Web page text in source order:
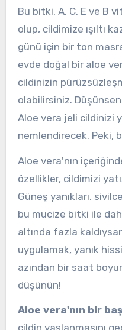
Bu bitki, A, C, E ve B
olup, cildimize ışıltı
günü için bir ton
evde doğal bir aloe
cildinizin
olabilirsiniz.
Aloe vera jeli cildinizi
nemlendirecek. Peki,
Aloe vera'nın
özellikler, cildimizi
Güneş yanıkları,
bu mucize bitki ile
altında fazla
uygulamak, yanık
azından bir saat
düşünün!
Aloe vera'nın bir